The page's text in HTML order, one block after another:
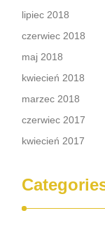
lipiec 2018
czerwiec 2018
maj 2018
kwiecień 2018
marzec 2018
czerwiec 2017
kwiecień 2017